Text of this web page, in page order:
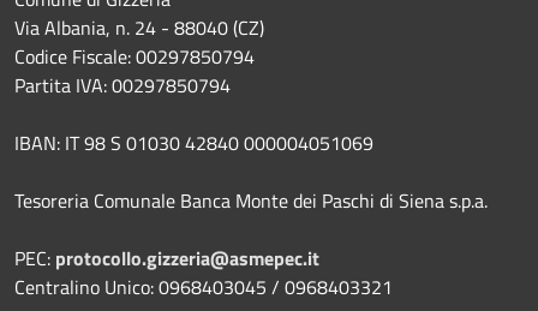
Via Albania, n. 24 - 88040 (CZ)
Codice Fiscale: 00297850794
Partita IVA: 00297850794
IBAN: IT 98 S 01030 42840 000004051069
Tesoreria Comunale Banca Monte dei Paschi di Siena s.p.a.
PEC: protocollo.gizzeria@asmepec.it
Centralino Unico: 0968403045 / 0968403321